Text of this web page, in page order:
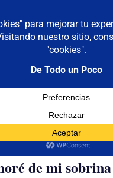
un poco
amor prohibido
de mi sobrina